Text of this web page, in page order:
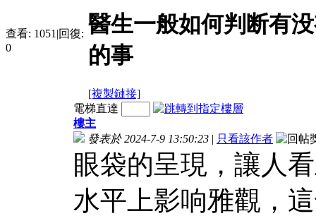
查看: 1051 |回復:
0
醫生一般如何判断有
的事
[複製鏈接]
電梯直達
樓主
發表於 2024-7-9 13:50:23 | 只看該作者
眼袋的呈現，讓人
水平上影响雅觀，